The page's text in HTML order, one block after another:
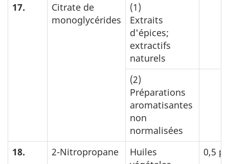
17.
Citrate de
monoglycérides
(1)
Extraits
d'épices;
extractifs
naturels
(2)
Préparations
aromatisantes
non
normalisées
18.
2-Nitropropane
Huiles
0,5